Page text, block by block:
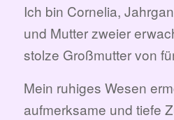
Ich bin Cornelia,
und Mutter zweier
stolze Großmutter von
Mein ruhiges Wesen
aufmerksame und tiefe